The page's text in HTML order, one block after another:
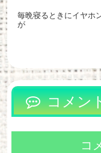
毎晩寝るときにイヤホ
が
コメン
コ